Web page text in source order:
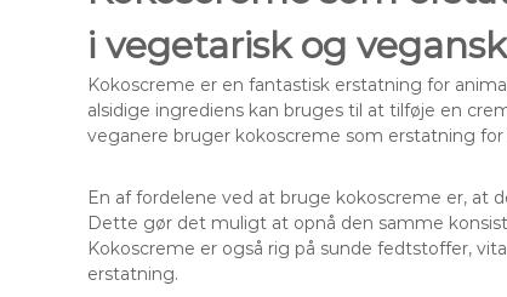
i vegetarisk og
Kokoscreme er en fantastisk erstatning for
alsidige ingrediens kan bruges til at tilføje en
veganere bruger kokoscreme som erstatning
En af fordelene ved at bruge kokoscreme er, at
Dette gør det muligt at opnå den samme
Kokoscreme er også rig på sunde fedtstoffer,
erstatning.